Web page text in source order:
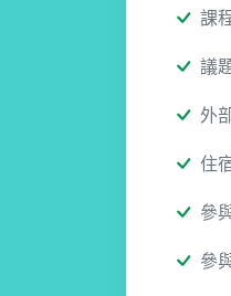
課
議
外
住
參
參